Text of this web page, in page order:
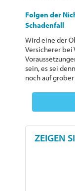
Folgen der
Schadenfall
Wird eine der
Versicherer bei
sein, es sei
noch auf
ZEIGEN